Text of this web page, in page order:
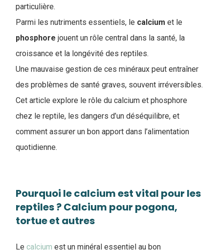
particulière.
Parmi les nutriments essentiels, le calcium et le
phosphore jouent un rôle central dans la santé, la
croissance et la longévité des reptiles.
Une mauvaise gestion de ces minéraux peut entraîner
des problèmes de santé graves, souvent irréversibles.
Cet article explore le rôle du calcium et phosphore
chez le reptile, les dangers d’un déséquilibre, et
comment assurer un bon apport dans l’alimentation
quotidienne.
Pourquoi le calcium est vital pour les
reptiles ? Calcium pour pogona,
tortue et autres
Le calcium est un minéral essentiel au bon